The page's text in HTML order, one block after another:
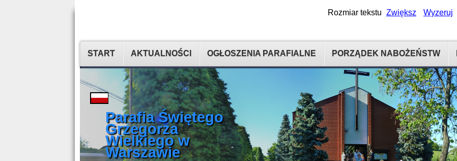
Parafia Świętego
Grzegorza
Wielkiego w
Warszawie
START AKTUALNOŚCI OGŁOSZENIA PARAFIALNE PORZĄDEK NABOŻEŃSTW
Rozmiar tekstu Zwiększ Wyzeruj